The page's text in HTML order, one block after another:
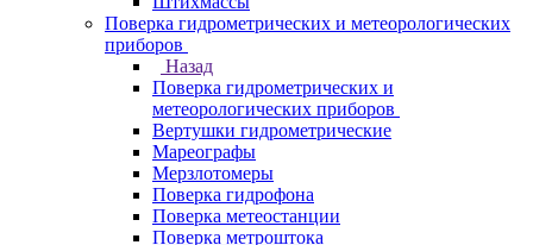
Поверка гидрометрических и метеорологических
приборов
Назад
Поверка гидрометрических и
метеорологических приборов
Вертушки гидрометрические
Мареографы
Мерзлотомеры
Поверка гидрофона
Поверка метеостанции
Поверка метроштока